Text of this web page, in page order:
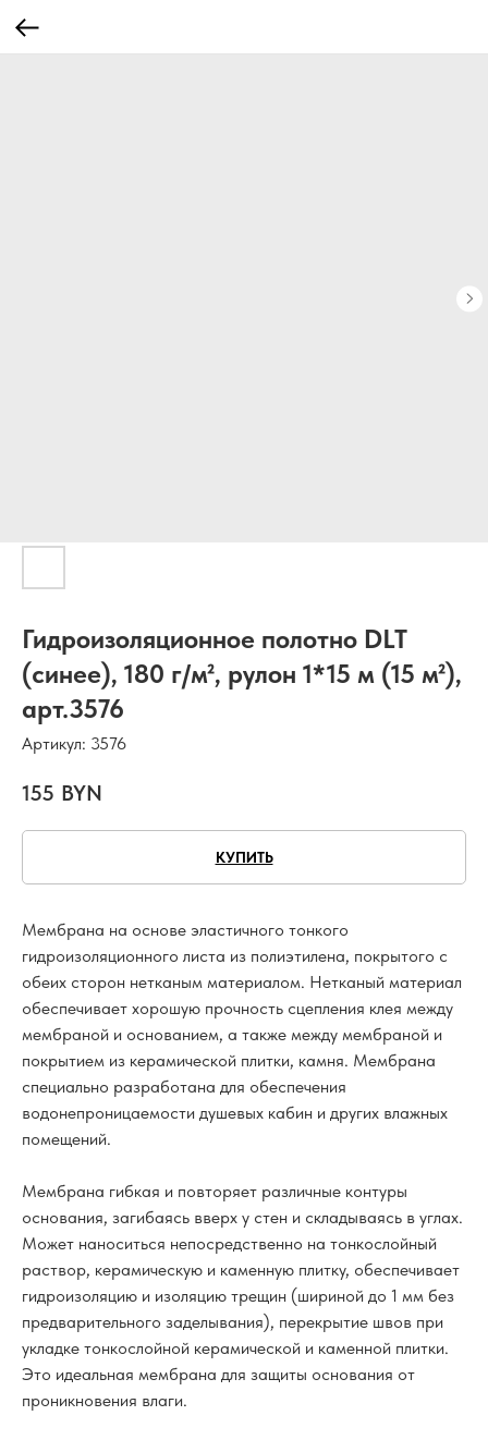
Гидроизоляционное полотно DLT
(синее), 180 г/м², рулон 1*15 м (15 м²),
арт.3576
Артикул: 3576
155 BYN
КУПИТЬ
Мембрана на основе эластичного тонкого
гидроизоляционного листа из полиэтилена, покрытого с
обеих сторон нетканым материалом. Нетканый материал
обеспечивает хорошую прочность сцепления клея между
мембраной и основанием, а также между мембраной и
покрытием из керамической плитки, камня. Мембрана
специально разработана для обеспечения
водонепроницаемости душевых кабин и других влажных
помещений.
Мембрана гибкая и повторяет различные контуры
основания, загибаясь вверх у стен и складываясь в углах.
Может наноситься непосредственно на тонкослойный
раствор, керамическую и каменную плитку, обеспечивает
гидроизоляцию и изоляцию трещин (шириной до 1 мм без
предварительного заделывания), перекрытие швов при
укладке тонкослойной керамической и каменной плитки.
Это идеальная мембрана для защиты основания от
проникновения влаги.